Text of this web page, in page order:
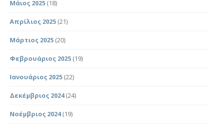
Μάιος 2025 (18)
Απρίλιος 2025 (21)
Μάρτιος 2025 (20)
Φεβρουάριος 2025 (19)
Ιανουάριος 2025 (22)
Δεκέμβριος 2024(24)
Νοέμβριος 2024(19)